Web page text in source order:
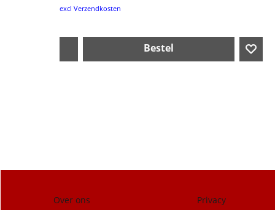
excl Verzendkosten
Bestel
Over ons
Privacy